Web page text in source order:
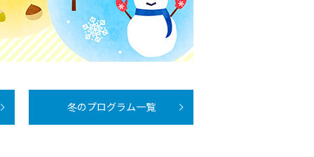
冬のプログラム一覧